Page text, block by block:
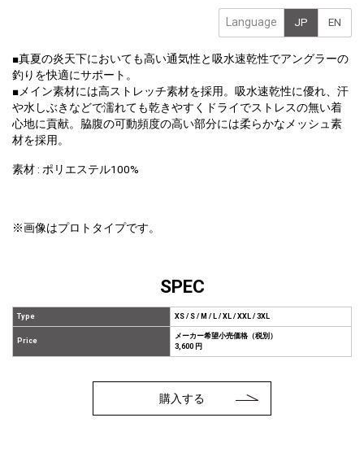
Language JP EN
■真夏の炎天下においても高い通気性と吸水速乾性でアングラーの
釣りを快適にサポート。
■メイン素材には高ストレッチ素材を採用。吸水速乾性に優れ、汗
や水しぶきなどで濡れても乾きやすくドライでストレスの無い着
心地に貢献。脇腹の可動頻度の高い部分には柔らかなメッシュ素
材を採用。
素材 : ポリエステル100%
※画像はプロトタイプです。
SPEC
Type XS / S / M / L / XL / XXL / 3XL
Price
メーカー希望小売価格（税別）
3,600 円
購入する